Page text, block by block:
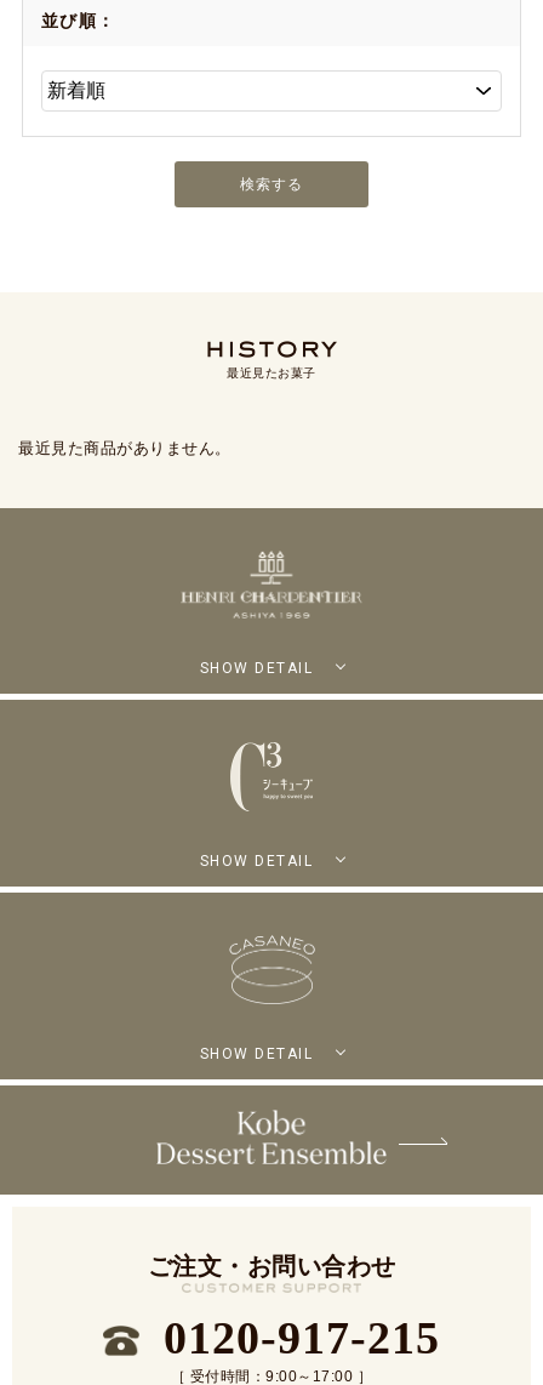
並び順：
最近見たお菓子
最近見た商品がありません。
SHOW DETAIL
SHOW DETAIL
SHOW DETAIL
ご注文・お問い合わせ
0120-917-215
［ 受付時間：9:00～17:00 ］